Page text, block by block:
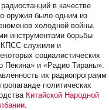
в качестве
оружия было одним из
холодной войны.
инструментами борьбы
служили и
социалистических
Пекина» и «Радио Тираны».
их радиопрограмм
политических
Китайской Народной